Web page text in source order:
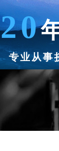
20
专业从事